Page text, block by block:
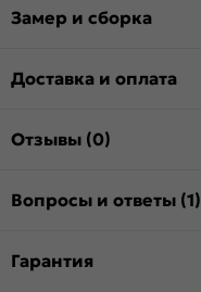
Замер и сборка
Доставка и оплата
Отзывы (0)
Вопросы и ответы (1)
Гарантия